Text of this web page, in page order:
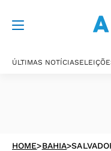
ÚLTIMAS NOTÍCIAS
HOME>BAHIA>